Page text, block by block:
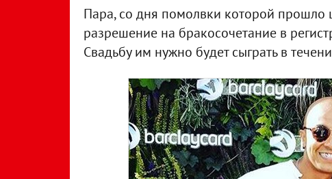
Пара, со дня помолвки которой прошло
разрешение на бракосочетание в
Свадьбу им нужно будет сыграть в